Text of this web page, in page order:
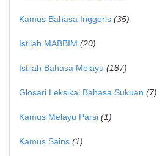
Kamus Bahasa Inggeris (35)
Istilah MABBIM (20)
Istilah Bahasa Melayu (187)
Glosari Leksikal Bahasa Sukuan (7)
Kamus Melayu Parsi (1)
Kamus Sains (1)